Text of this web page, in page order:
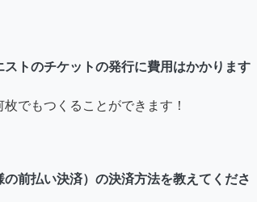
ストのチケットの発行に費用はかかります
でもつくることができます！
前払い決済）の決済方法を教えてくださ